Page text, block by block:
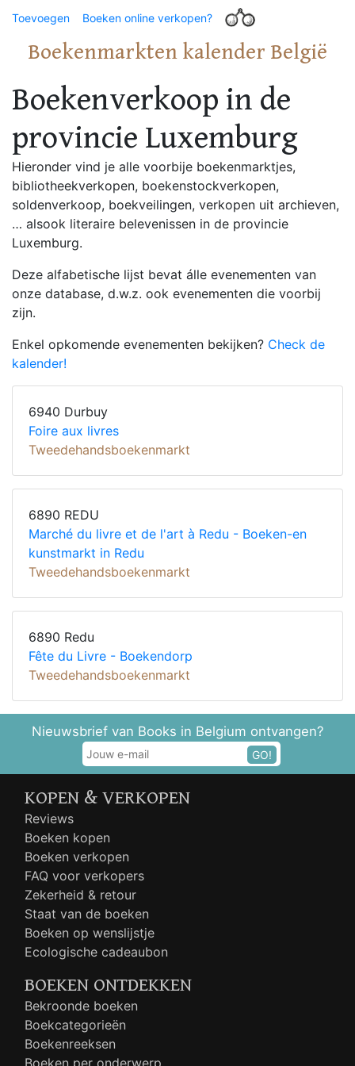
Toevoegen Boeken online verkopen?
Boekenmarkten kalender België
Boekenverkoop in de
provincie Luxemburg
Hieronder vind je alle voorbije boekenmarktjes,
bibliotheekverkopen, boekenstockverkopen,
soldenverkoop, boekveilingen, verkopen uit archieven,
… alsook literaire belevenissen in de provincie
Luxemburg.
Deze alfabetische lijst bevat álle evenementen van
onze database, d.w.z. ook evenementen die voorbij
zijn.
Enkel opkomende evenementen bekijken? Check de
kalender!
6940 Durbuy
Foire aux livres
Tweedehandsboekenmarkt
6890 REDU
Marché du livre et de l'art à Redu - Boeken-en
kunstmarkt in Redu
Tweedehandsboekenmarkt
6890 Redu
Fête du Livre - Boekendorp
Tweedehandsboekenmarkt
Nieuwsbrief van Books in Belgium ontvangen?
GO!
KOPEN & VERKOPEN
Reviews
Boeken kopen
Boeken verkopen
FAQ voor verkopers
Zekerheid & retour
Staat van de boeken
Boeken op wenslijstje
Ecologische cadeaubon
BOEKEN ONTDEKKEN
Bekroonde boeken
Boekcategorieën
Boekenreeksen
Boeken per onderwerp